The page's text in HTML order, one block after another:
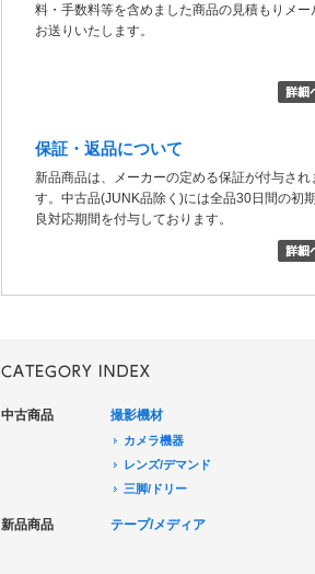
料・手数料等を含めました商品の見積もりメー
お送りいたします。
保証・返品について
新品商品は、メーカーの定める保証が付与され
す。中古品(JUNK品除く)には全品30日間の初
良対応期間を付与しております。
中古商品 撮影機材
カメラ機器
レンズ/デマンド
三脚/ドリー
新品商品 テープ/メディア